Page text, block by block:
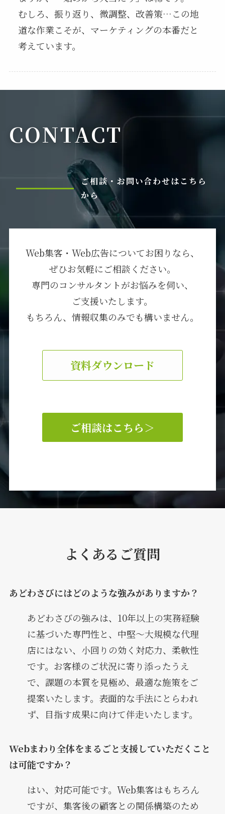
むしろ、振り返り、微調整、改善策…この地
道な作業こそが、マーケティングの本番だと
考えています。
CONTACT
ご相談・お問い合わせはこちら
から
Web集客・Web広告についてお困りなら、
ぜひお気軽にご相談ください。
専門のコンサルタントがお悩みを伺い、
ご支援いたします。
もちろん、情報収集のみでも構いません。
資料ダウンロード
ご相談はこちら＞
よくあるご質問
あどわさびにはどのような強みがありますか？
あどわさびの強みは、10年以上の実務経験
に基づいた専門性と、中堅～大規模な代理
店にはない、小回りの効く対応力、柔軟性
です。お客様のご状況に寄り添ったうえ
で、課題の本質を見極め、最適な施策をご
提案いたします。表面的な手法にとらわれ
ず、目指す成果に向けて伴走いたします。
Webまわり全体をまるごと支援していただくこと
は可能ですか？
はい、対応可能です。Web集客はもちろん
ですが、集客後の顧客との関係構築のため